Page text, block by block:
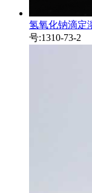
氢氧化钠滴定
号:1310-73-2